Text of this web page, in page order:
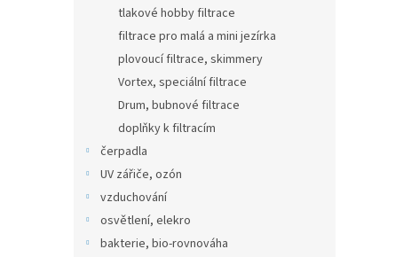
tlakové hobby filtrace
filtrace pro malá a mini jezírka
plovoucí filtrace, skimmery
Vortex, speciální filtrace
Drum, bubnové filtrace
doplňky k filtracím
čerpadla
UV zářiče, ozón
vzduchování
osvětlení, elekro
bakterie, bio-rovnováha